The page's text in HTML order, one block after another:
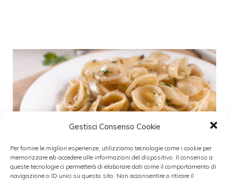
Gestisci Consenso Cookie
Per fornire le migliori esperienze, utilizziamo tecnologie come i cookie per
memorizzare e/o accedere alle informazioni del dispositivo. Il consenso a
queste tecnologie ci permetterà di elaborare dati come il comportamento di
navigazione o ID unici su questo sito. Non acconsentire o ritirare il